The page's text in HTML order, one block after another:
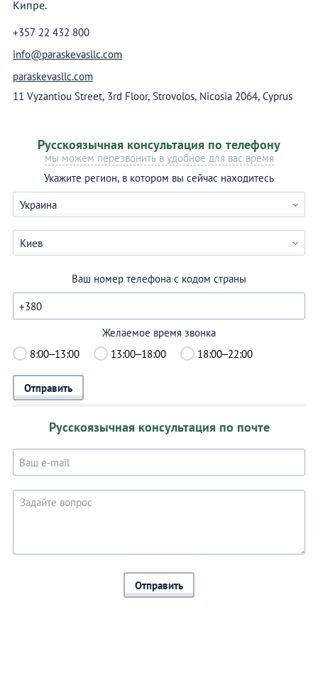
Кипре.
+357 22 432 800
info@paraskevasllc.com
paraskevasllc.com
11 Vyzantiou Street, 3rd Floor, Strovolos, Nicosia 2064, Cyprus
Русскоязычная консультация по телефону
мы можем перезвонить в удобное для вас время
Укажите регион, в котором вы сейчас находитесь
Украина
Киев
Ваш номер телефона с кодом страны
Желаемое время звонка
8:00–13:00
13:00–18:00 18:00–22:00
Отправить
Русскоязычная консультация по почте
Отправить